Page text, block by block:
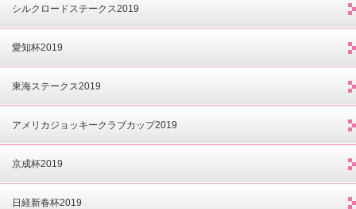
シルクロードステークス2019
愛知杯2019
東海ステークス2019
アメリカジョッキークラブカップ2019
京成杯2019
日経新春杯2019